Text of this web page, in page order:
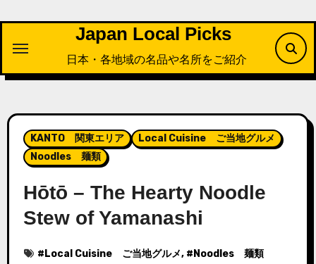
プ
Japan Local Picks
日本・各地域の名品や名所をご紹介
KANTO 関東エリア
Local Cuisine ご当地グルメ
Noodles 麺類
Hōtō – The Hearty Noodle
Stew of Yamanashi
# Local Cuisine ご当地グルメ, # Noodles 麺類